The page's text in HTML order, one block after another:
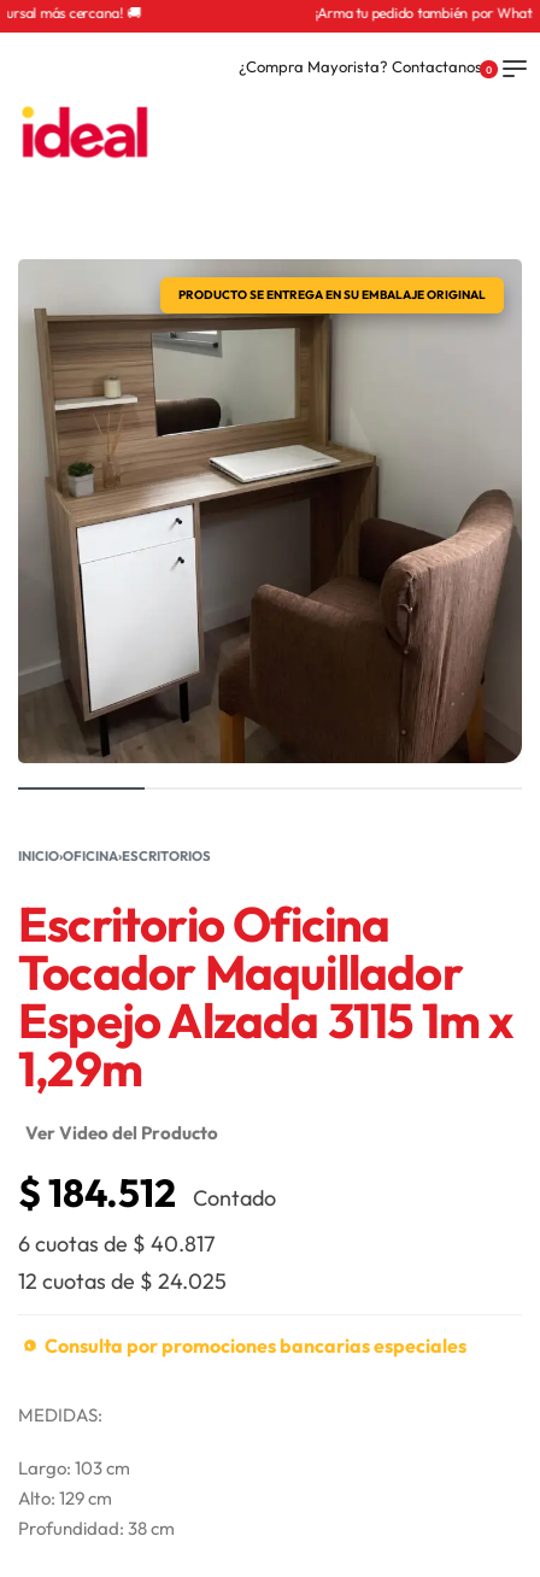
¡Arma tu pedido también por Whatsapp! 📲
¿Compra Mayorista? Contactanos 0
PRODUCTO SE ENTREGA EN SU EMBALAJE ORIGINAL
INICIO›OFICINA›ESCRITORIOS
Escritorio Oficina
Tocador Maquillador
Espejo Alzada 3115 1m x
1,29m
Ver Video del Producto
$184.512
Contado
6 cuotas de $ 40.817
12 cuotas de $ 24.025
Consulta por promociones bancarias especiales
MEDIDAS:
Largo: 103 cm
Alto: 129 cm
Profundidad: 38 cm